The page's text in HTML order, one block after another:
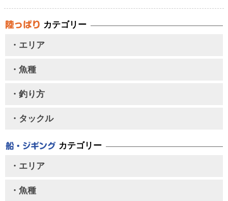
カテゴリー
・エリア
・魚種
・釣り方
・タックル
カテゴリー
・エリア
・魚種